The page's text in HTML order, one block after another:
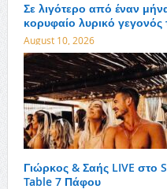
Σε λιγότερο από έναν
κορυφαίο λυρικό
August 10, 2026
Γιώρκος & Σαής LIVE στο
Table 7 Πάφου